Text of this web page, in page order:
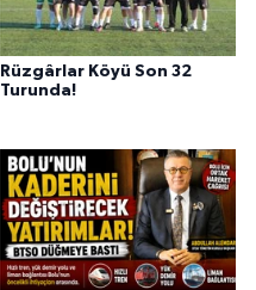
Rüzgârlar Köyü Son 32
Turunda!